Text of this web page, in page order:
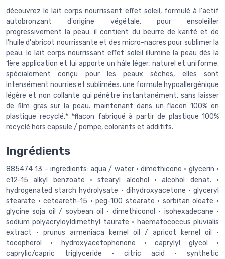
découvrez le lait corps nourrissant effet soleil, formulé à l'actif
autobronzant d'origine végétale, pour ensoleiller
progressivement la peau. il contient du beurre de karité et de
l'huile d'abricot nourrissante et des micro-nacres pour sublimer la
peau. le lait corps nourrissant effet soleil illumine la peau dès la
1ère application et lui apporte un hâle léger, naturel et uniforme.
spécialement conçu pour les peaux sèches, elles sont
intensément nourries et sublimées. une formule hypoallergénique
légère et non collante qui pénètre instantanément, sans laisser
de film gras sur la peau. maintenant dans un flacon 100% en
plastique recyclé.* *flacon fabriqué à partir de plastique 100%
recyclé hors capsule / pompe, colorants et additifs.
Ingrédients
885474 13 - ingredients: aqua / water • dimethicone • glycerin •
c12-15 alkyl benzoate • stearyl alcohol • alcohol denat. •
hydrogenated starch hydrolysate • dihydroxyacetone • glyceryl
stearate • ceteareth-15 • peg-100 stearate • sorbitan oleate •
glycine soja oil / soybean oil • dimethiconol • isohexadecane •
sodium polyacryloyldimethyl taurate • haematococcus pluvialis
extract • prunus armeniaca kernel oil / apricot kernel oil •
tocopherol • hydroxyacetophenone • caprylyl glycol •
caprylic/capric triglyceride • citric acid • synthetic